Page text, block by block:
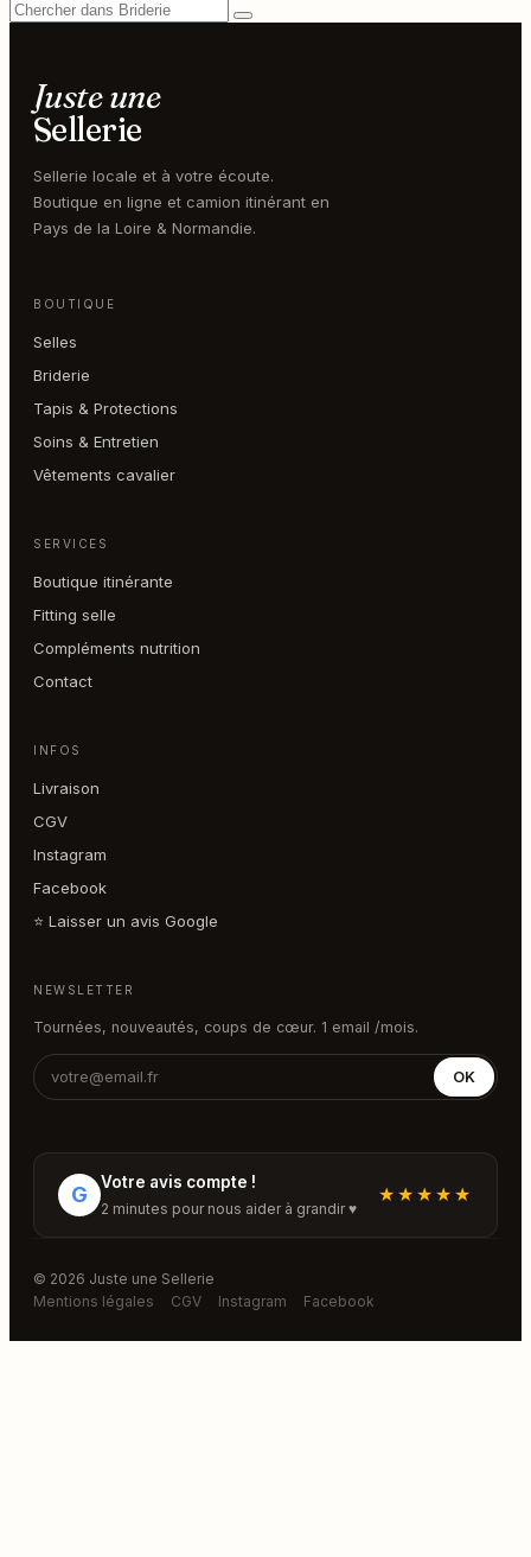
Juste une
Sellerie
Sellerie locale et à votre écoute.
Boutique en ligne et camion itinérant en
Pays de la Loire & Normandie.
BOUTIQUE
Selles
Briderie
Tapis & Protections
Soins & Entretien
Vêtements cavalier
SERVICES
Boutique itinérante
Fitting selle
Compléments nutrition
Contact
INFOS
Livraison
CGV
Instagram
Facebook
⭐ Laisser un avis Google
NEWSLETTER
Tournées, nouveautés, coups de cœur. 1 email /mois.
OK
G Votre avis compte !
2 minutes pour nous aider à grandir ♥
★★★★★
© 2026 Juste une Sellerie
Mentions légales
CGV Instagram Facebook